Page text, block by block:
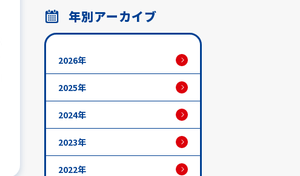
年別アーカイブ
2026年
2025年
2024年
2023年
2022年